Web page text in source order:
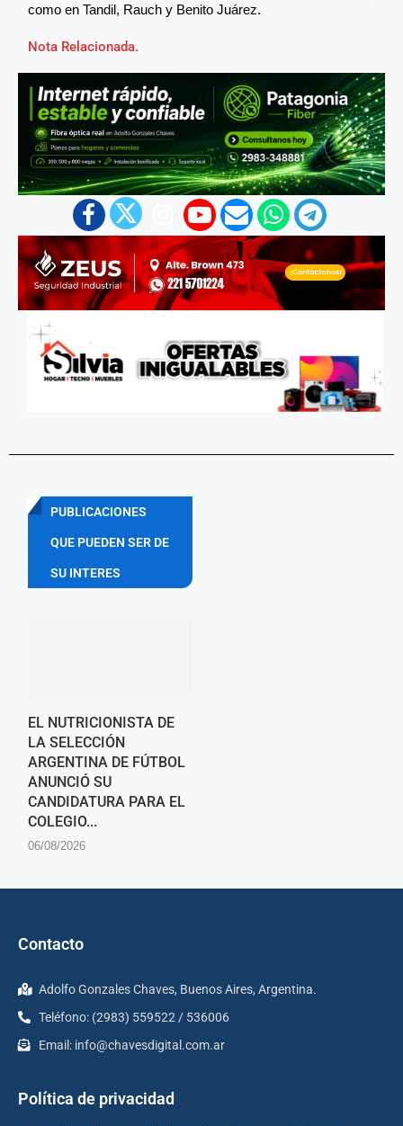
como en Tandil, Rauch y Benito Juárez.
Nota Relacionada.
PUBLICACIONES
QUE PUEDEN SER DE
SU INTERES
EL NUTRICIONISTA DE
LA SELECCIÓN
ARGENTINA DE FÚTBOL
ANUNCIÓ SU
CANDIDATURA PARA EL
COLEGIO...
06/08/2026
Contacto
Adolfo Gonzales Chaves, Buenos Aires, Argentina.
Teléfono: (2983) 559522 / 536006
Email: info@chavesdigital.com.ar
Política de privacidad